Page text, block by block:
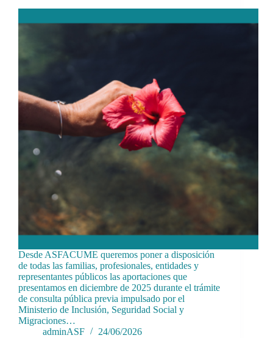
Desde ASFACUME queremos poner a disposición
de todas las familias, profesionales, entidades y
representantes públicos las aportaciones que
presentamos en diciembre de 2025 durante el trámite
de consulta pública previa impulsado por el
Ministerio de Inclusión, Seguridad Social y
Migraciones…
adminASF
24/06/2026